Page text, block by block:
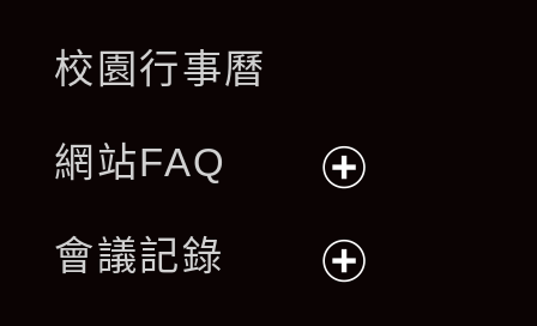
校園行事曆
網站FAQ
開
會議記錄